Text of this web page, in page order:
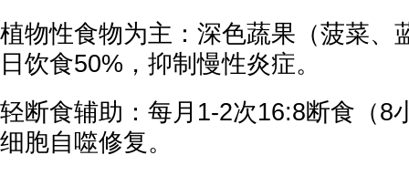
植物性食物为主：深色蔬果（菠菜、
日饮食50%，抑制慢性炎症。
轻断食辅助：每月1-2次16:8断食（8
细胞自噬修复。